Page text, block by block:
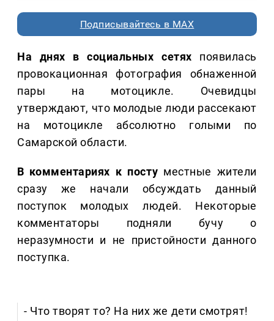
Подписывайтесь в MAX
На днях в социальных сетях появилась
провокационная фотография обнаженной
пары на мотоцикле. Очевидцы
утверждают, что молодые люди рассекают
на мотоцикле абсолютно голыми по
Самарской области.
В комментариях к посту местные жители
сразу же начали обсуждать данный
поступок молодых людей. Некоторые
комментаторы подняли бучу о
неразумности и не пристойности данного
поступка.
- Что творят то? На них же дети смотрят!